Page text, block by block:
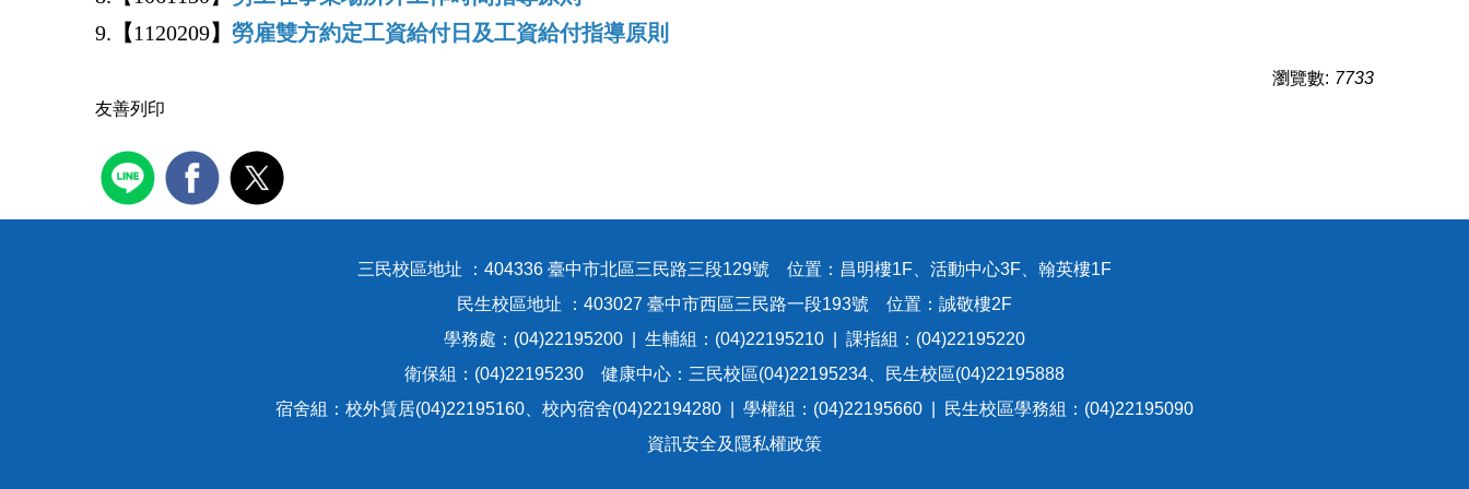
9. 【1120209】 勞雇雙方約定工資給付日及工資給付指導原則
瀏覽數: 7733
友善列印
三民校區地址 ：404336 臺中市北區三民路三段129號 位置：昌明樓1F、活動中心3F、翰英樓1F
民生校區地址 ：403027 臺中市西區三民路一段193號 位置：誠敬樓2F
學務處：(04)22195200 | 生輔組：(04)22195210 | 課指組：(04)22195220
衛保組：(04)22195230 健康中心：三民校區(04)22195234、民生校區(04)22195888
宿舍組：校外賃居(04)22195160、校內宿舍(04)22194280 | 學權組：(04)22195660 | 民生校區學務組：(04)22195090
資訊安全及隱私權政策